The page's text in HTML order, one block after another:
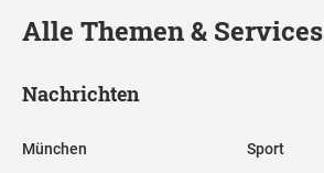
Alle Themen & Services
Nachrichten
München Sport